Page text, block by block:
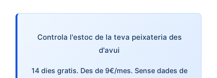
Controla l'estoc de la teva peixateria des
d'avui
14 dies gratis. Des de 9€/mes. Sense dades de